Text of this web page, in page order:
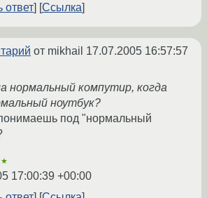
ответ
Ссылка
от mikhail 17.07.2005 16:57:57
нормальный компутир, когда
ноутбук?
под "нормальный
17:00:39 +00:00